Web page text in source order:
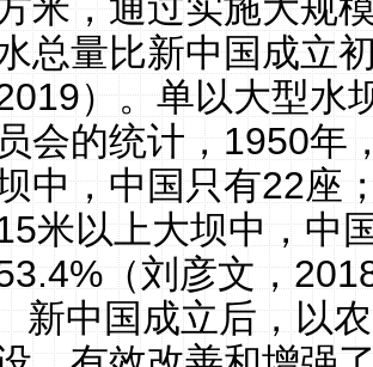
总量比新中国成立
）。单以大型水
会的统计，1950年
中，中国只有22座
米以上大坝中，中
（刘彦文，
新中国成立后，以